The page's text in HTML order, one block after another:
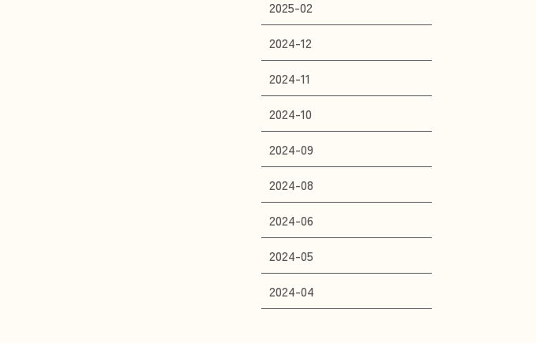
2025-02
2024-12
2024-11
2024-10
2024-09
2024-08
2024-06
2024-05
2024-04